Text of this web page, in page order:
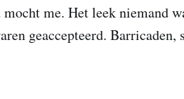
me. Het leek niemand
geaccepteerd.